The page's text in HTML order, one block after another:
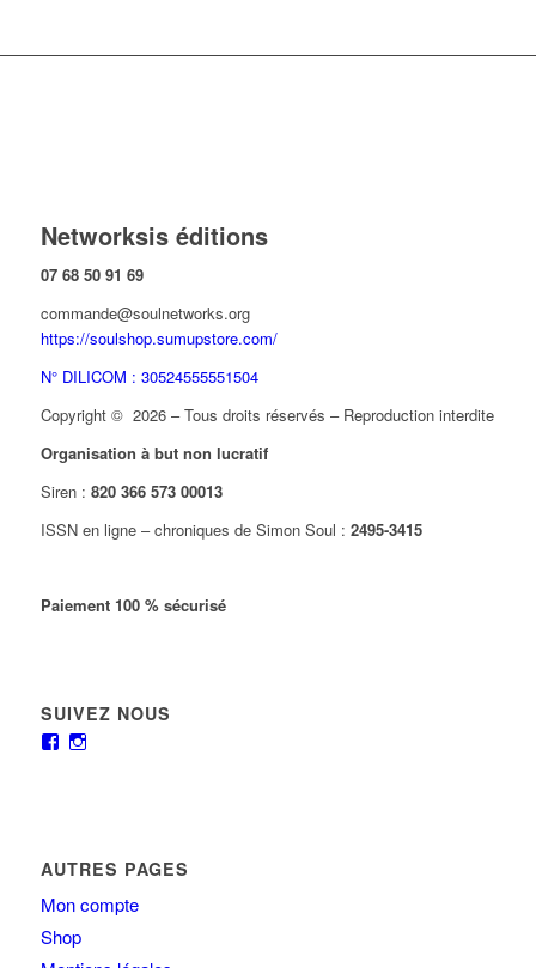
Networksis éditions
07 68 50 91 69
commande@soulnetworks.org
https://soulshop.sumupstore.com/
N° DILICOM : 30524555551504
Copyright © 2026 – Tous droits réservés – Reproduction interdite
Organisation à but non lucratif
Siren : 820 366 573 00013
ISSN en ligne – chroniques de Simon Soul : 2495-3415
Paiement 100 % sécurisé
SUIVEZ NOUS
AUTRES PAGES
Mon compte
Shop